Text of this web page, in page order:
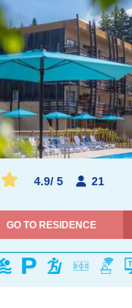
4.9/ 5 21
GO TO RESIDENCE